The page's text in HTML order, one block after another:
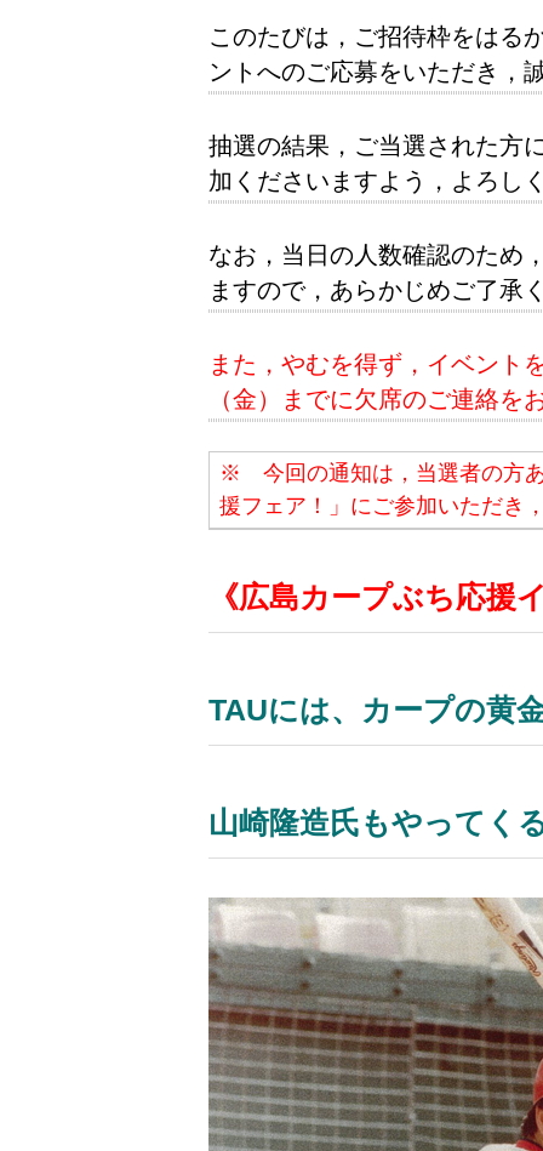
このたびは，ご招待枠をはる
ントへのご応募をいただき，
抽選の結果，ご当選された方
加くださいますよう，よろし
なお，当日の人数確認のため
ますので，あらかじめご了承
また，やむを得ず，イベン
（金）までに欠席のご連絡を
※ 今回の通知は，当選者の方あ
援フェア！」にご参加いただき
《広島カープぶち応援
TAUには、カープの黄
山崎隆造氏もやってく